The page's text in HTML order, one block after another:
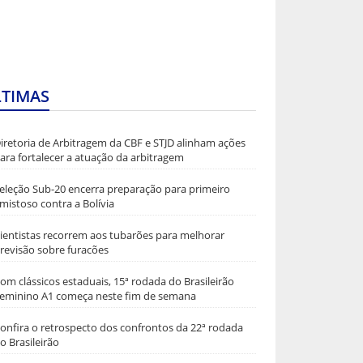
de Arbitragem da CBF e STJD alinham ações
fortalecer a atuação da arbitragem
Sub-20 encerra preparação para primeiro
contra a Bolívia
recorrem aos tubarões para melhorar
sobre furacões
clássicos estaduais, 15ª rodada do Brasileirão
A1 começa neste fim de semana
o retrospecto dos confrontos da 22ª rodada
Brasileirão